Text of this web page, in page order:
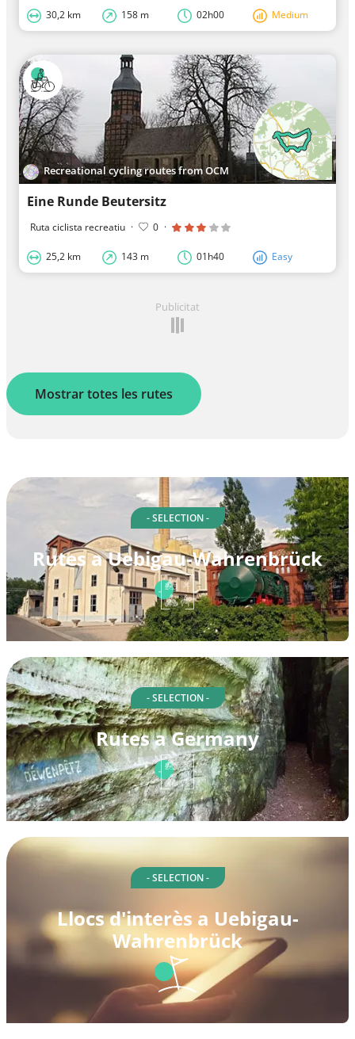
30,2 km 158 m 02h00 Medium
Recreational cycling routes from OCM
Eine Runde Beutersitz
Ruta ciclista recreatiu · 0 ·
25,2 km 143 m 01h40 Easy
Publicitat
Mostrar totes les rutes
- SELECTION -
Rutes a Uebigau-Wahrenbrück
- SELECTION -
Rutes a Germany
- SELECTION -
Llocs d'interès a Uebigau-
Wahrenbrück